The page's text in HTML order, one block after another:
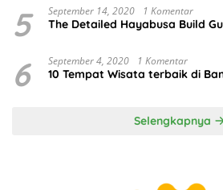
5 September 14, 2020 1 Komentar
The Detailed Hayabusa Build
6 September 4, 2020 1 Komentar
10 Tempat Wisata terbaik di
Selengkapnya